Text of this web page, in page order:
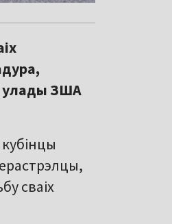
улады ЗША
кубінцы
сваіх